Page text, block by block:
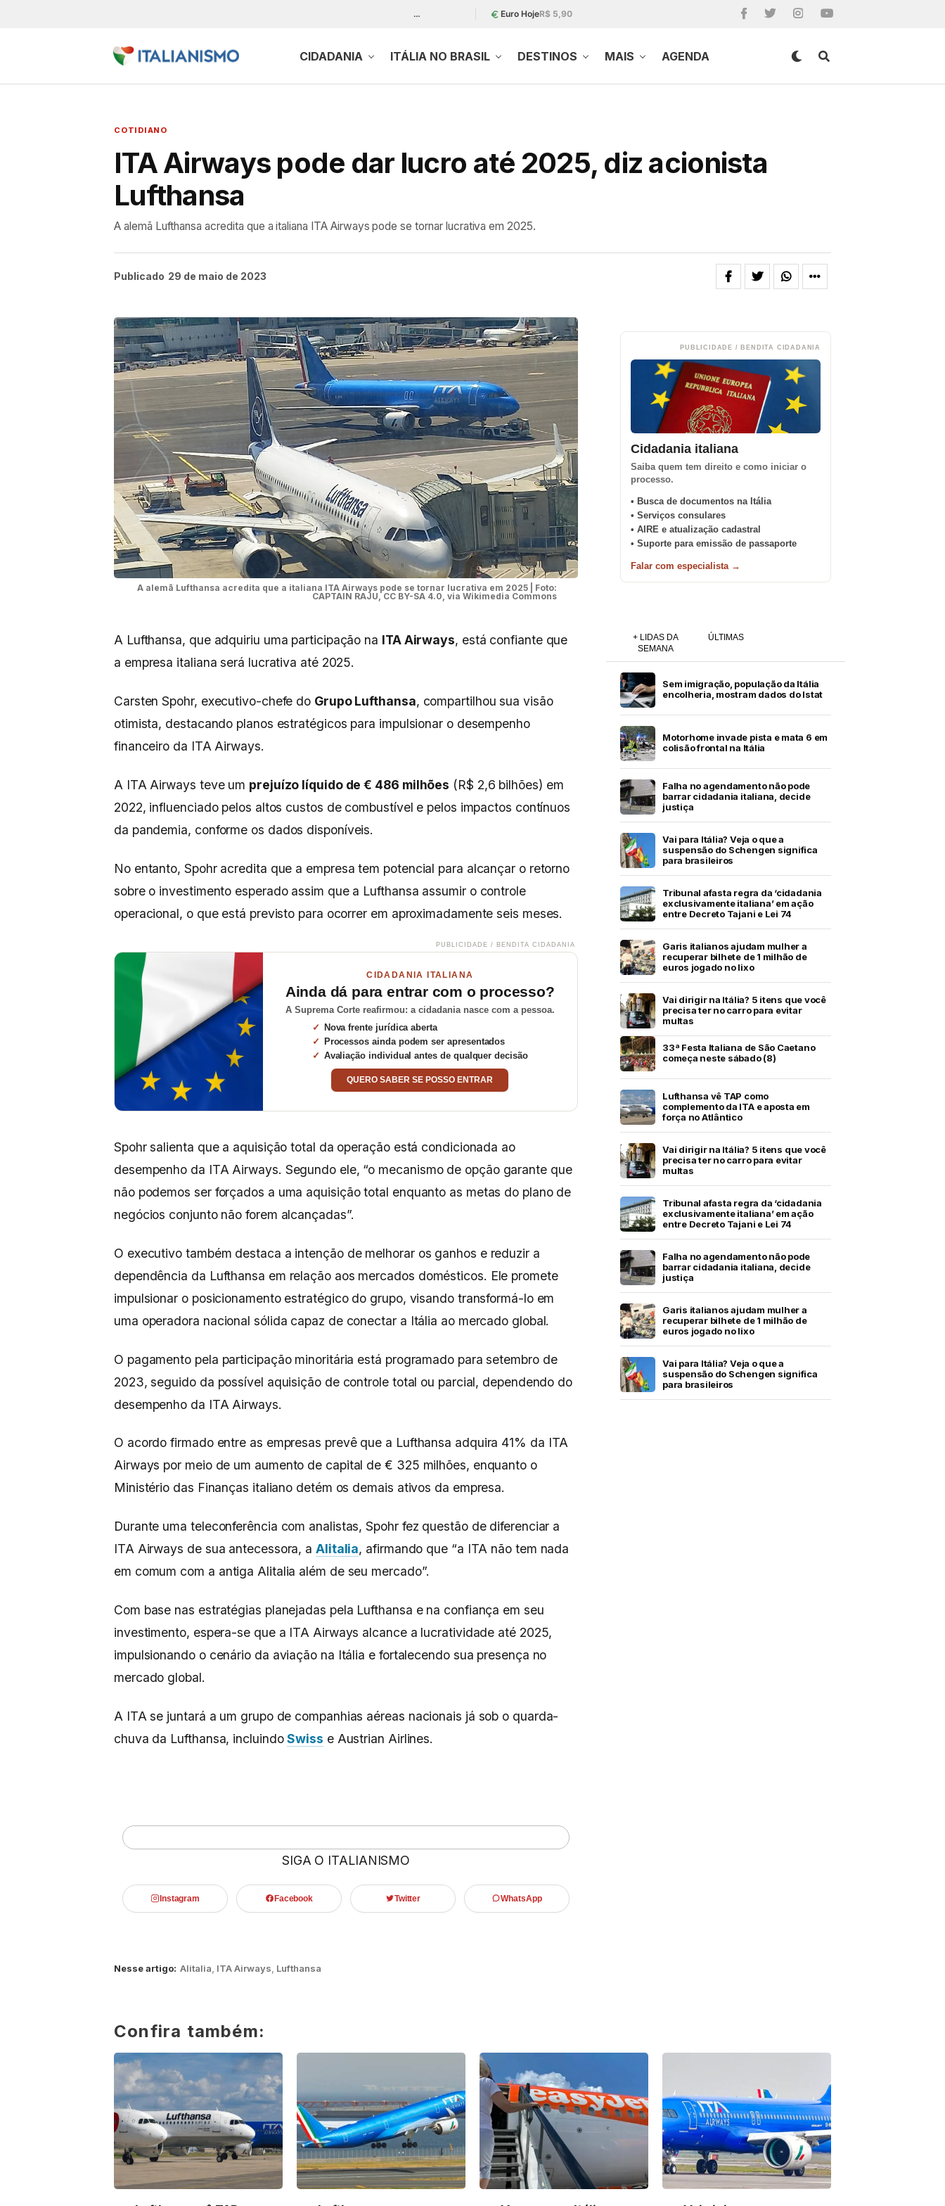
… Euro HojeR$ 5,90
CIDADANIA ITÁLIA NO BRASIL DESTINOS MAIS AGENDA
COTIDIANO
ITA Airways pode dar lucro até 2025, diz acionista
Lufthansa
A alemã Lufthansa acredita que a italiana ITA Airways pode se tornar lucrativa em 2025.
Publicado 29 de maio de 2023
A alemã Lufthansa acredita que a italiana ITA Airways pode se tornar lucrativa em 2025 | Foto:
CAPTAIN RAJU, CC BY-SA 4.0, via Wikimedia Commons
A Lufthansa, que adquiriu uma participação na ITA Airways, está confiante que
a empresa italiana será lucrativa até 2025.
Carsten Spohr, executivo-chefe do Grupo Lufthansa, compartilhou sua visão
otimista, destacando planos estratégicos para impulsionar o desempenho
financeiro da ITA Airways.
A ITA Airways teve um prejuízo líquido de € 486 milhões (R$ 2,6 bilhões) em
2022, influenciado pelos altos custos de combustível e pelos impactos contínuos
da pandemia, conforme os dados disponíveis.
No entanto, Spohr acredita que a empresa tem potencial para alcançar o retorno
sobre o investimento esperado assim que a Lufthansa assumir o controle
operacional, o que está previsto para ocorrer em aproximadamente seis meses.
PUBLICIDADE / BENDITA CIDADANIA
CIDADANIA ITALIANA
Ainda dá para entrar com o processo?
A Suprema Corte reafirmou: a cidadania nasce com a pessoa.
Nova frente jurídica aberta
Processos ainda podem ser apresentados
Avaliação individual antes de qualquer decisão
QUERO SABER SE POSSO ENTRAR
Spohr salienta que a aquisição total da operação está condicionada ao
desempenho da ITA Airways. Segundo ele, “o mecanismo de opção garante que
não podemos ser forçados a uma aquisição total enquanto as metas do plano de
negócios conjunto não forem alcançadas”.
O executivo também destaca a intenção de melhorar os ganhos e reduzir a
dependência da Lufthansa em relação aos mercados domésticos. Ele promete
impulsionar o posicionamento estratégico do grupo, visando transformá-lo em
uma operadora nacional sólida capaz de conectar a Itália ao mercado global.
O pagamento pela participação minoritária está programado para setembro de
2023, seguido da possível aquisição de controle total ou parcial, dependendo do
desempenho da ITA Airways.
O acordo firmado entre as empresas prevê que a Lufthansa adquira 41% da ITA
Airways por meio de um aumento de capital de € 325 milhões, enquanto o
Ministério das Finanças italiano detém os demais ativos da empresa.
Durante uma teleconferência com analistas, Spohr fez questão de diferenciar a
ITA Airways de sua antecessora, aAlitalia, afirmando que “a ITA não tem nada
em comum com a antiga Alitalia além de seu mercado”.
Com base nas estratégias planejadas pela Lufthansa e na confiança em seu
investimento, espera-se que a ITA Airways alcance a lucratividade até 2025,
impulsionando o cenário da aviação na Itália e fortalecendo sua presença no
mercado global.
A ITA se juntará a um grupo de companhias aéreas nacionais já sob o quarda-
chuva da Lufthansa, incluindoSwiss e Austrian Airlines.
SIGA O ITALIANISMO
Instagram Facebook Twitter WhatsApp
Nesse artigo: Alitalia ITA Airways Lufthansa
PUBLICIDADE / BENDITA CIDADANIA
Cidadania italiana
Saiba quem tem direito e como iniciar o
processo.
• Busca de documentos na Itália
• Serviços consulares
• AIRE e atualização cadastral
• Suporte para emissão de passaporte
Falar com especialista →
+ LIDAS DA
SEMANA
ÚLTIMAS
Sem imigração, população da Itália
encolheria, mostram dados do Istat
Motorhome invade pista e mata 6 em
colisão frontal na Itália
Falha no agendamento não pode
barrar cidadania italiana, decide
justiça
Vai para Itália? Veja o que a
suspensão do Schengen significa
para brasileiros
Tribunal afasta regra da ‘cidadania
exclusivamente italiana’ em ação
entre Decreto Tajani e Lei 74
Garis italianos ajudam mulher a
recuperar bilhete de 1 milhão de
euros jogado no lixo
Vai dirigir na Itália? 5 itens que você
precisa ter no carro para evitar
multas
33ª Festa Italiana de São Caetano
começa neste sábado (8)
Lufthansa vê TAP como
complemento da ITA e aposta em
força no Atlântico
Vai dirigir na Itália? 5 itens que você
precisa ter no carro para evitar
multas
Tribunal afasta regra da ‘cidadania
exclusivamente italiana’ em ação
entre Decreto Tajani e Lei 74
Falha no agendamento não pode
barrar cidadania italiana, decide
justiça
Garis italianos ajudam mulher a
recuperar bilhete de 1 milhão de
euros jogado no lixo
Vai para Itália? Veja o que a
suspensão do Schengen significa
para brasileiros
Confira também: